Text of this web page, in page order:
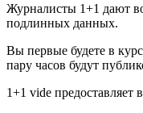
Журналисты 1+1 дают
подлинных данных.
Вы первые будете в
пару часов будут
1+1 vide